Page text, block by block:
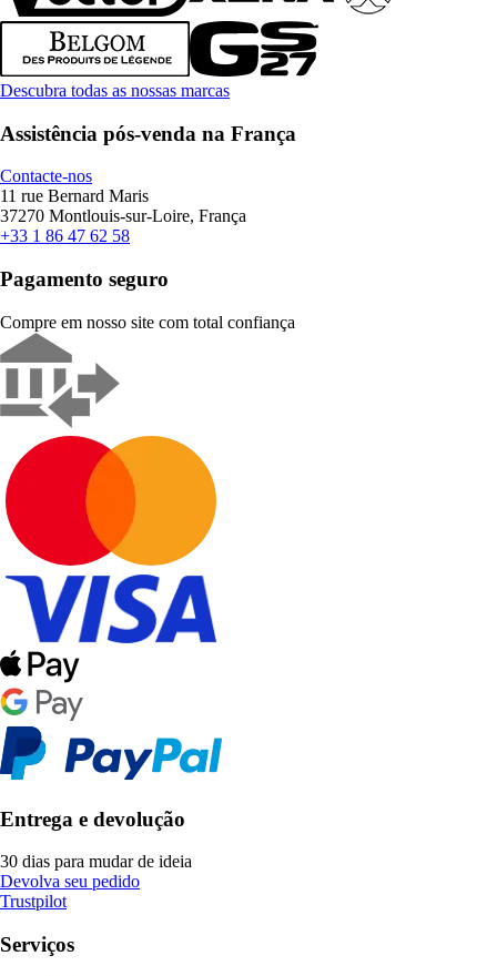
Descubra todas as nossas marcas
Assistência pós-venda na França
Contacte-nos
11 rue Bernard Maris
37270 Montlouis-sur-Loire, França
+33 1 86 47 62 58
Pagamento seguro
Compre em nosso site com total confiança
Entrega e devolução
30 dias para mudar de ideia
Devolva seu pedido
Trustpilot
Serviços